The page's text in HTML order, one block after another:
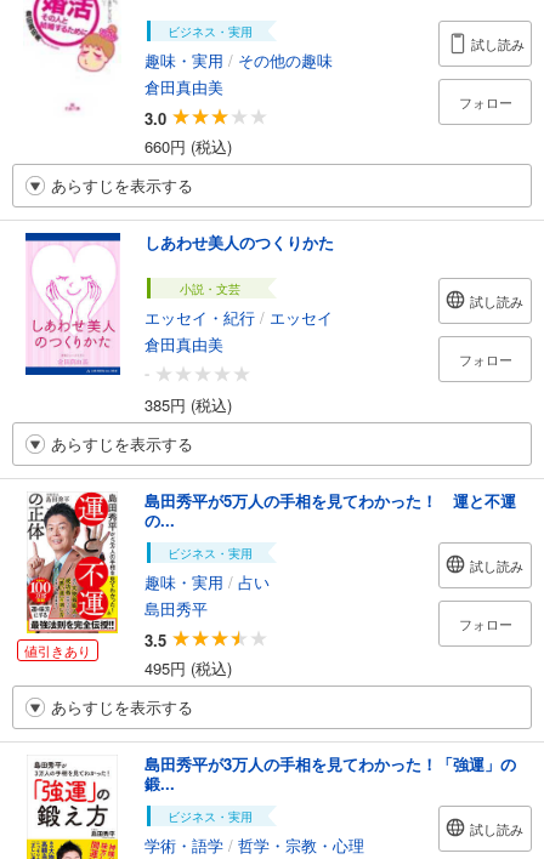
ビジネス・実用
趣味・実用 / その他の趣味
倉田真由美
3.0
660円 (税込)
試し読み
フォロー
あらすじを表示する
しあわせ美人のつくりかた
小説・文芸
エッセイ・紀行 / エッセイ
倉田真由美
-
385円 (税込)
試し読み
フォロー
あらすじを表示する
値引きあり
島田秀平が5万人の手相を見てわかった！ 運と不運
の...
ビジネス・実用
趣味・実用 / 占い
島田秀平
3.5
495円 (税込)
試し読み
フォロー
あらすじを表示する
島田秀平が3万人の手相を見てわかった！「強運」の
鍛...
ビジネス・実用
学術・語学 / 哲学・宗教・心理
試し読み